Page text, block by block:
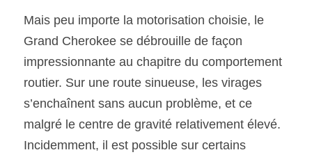
Mais peu importe la motorisation choisie, le
Grand Cherokee se débrouille de façon
impressionnante au chapitre du comportement
routier. Sur une route sinueuse, les virages
s’enchaînent sans aucun problème, et ce
malgré le centre de gravité relativement élevé.
Incidemment, il est possible sur certains